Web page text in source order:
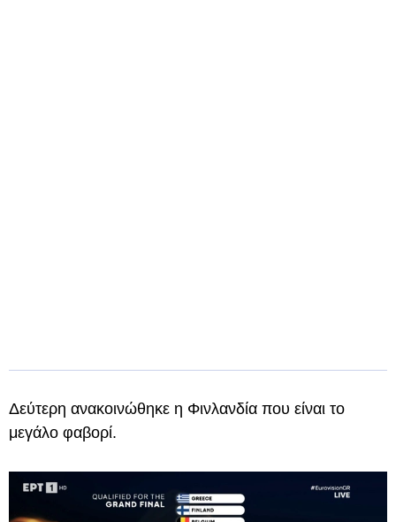
Δεύτερη ανακοινώθηκε η Φινλανδία που είναι το
μεγάλο φαβορί.